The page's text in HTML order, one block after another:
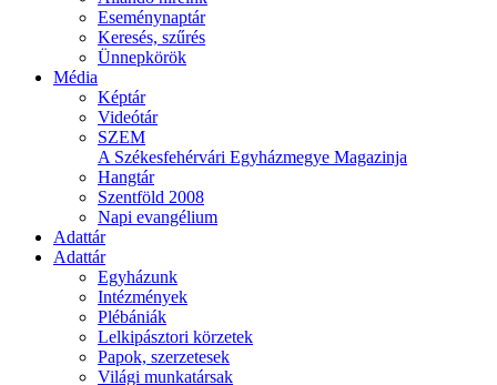
Eseménynaptár
Keresés, szűrés
Ünnepkörök
Média
Képtár
Videótár
SZEM
A Székesfehérvári Egyházmegye Magazinja
Hangtár
Szentföld 2008
Napi evangélium
Adattár
Adattár
Egyházunk
Intézmények
Plébániák
Lelkipásztori körzetek
Papok, szerzetesek
Világi munkatársak